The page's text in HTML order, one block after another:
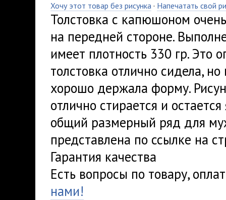
Хочу этот товар без рисунка · Напечатать свой
Толстовка с капюшоном
на передней стороне.
имеет плотность 330 гр. Это
толстовка отлично сидела,
хорошо держала форму.
отлично стирается и
общий размерный ряд для
представлена по ссылке на
Гарантия качества
Есть вопросы по товару,
нами!